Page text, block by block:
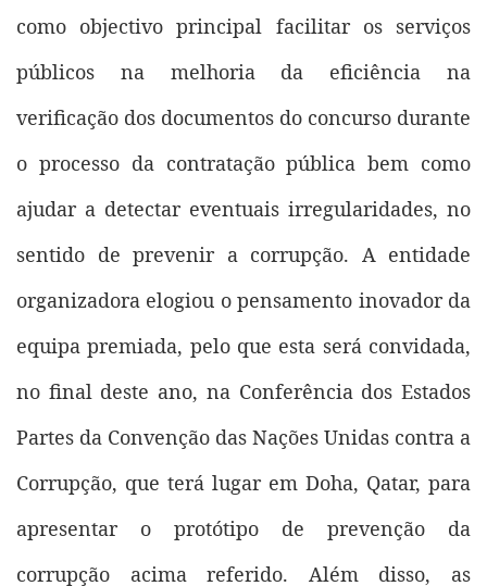
como objectivo principal facilitar os serviços
públicos na melhoria da eficiência na
verificação dos documentos do concurso durante
o processo da contratação pública bem como
ajudar a detectar eventuais irregularidades, no
sentido de prevenir a corrupção. A entidade
organizadora elogiou o pensamento inovador da
equipa premiada, pelo que esta será convidada,
no final deste ano, na Conferência dos Estados
Partes da Convenção das Nações Unidas contra a
Corrupção, que terá lugar em Doha, Qatar, para
apresentar o protótipo de prevenção da
corrupção acima referido. Além disso, as